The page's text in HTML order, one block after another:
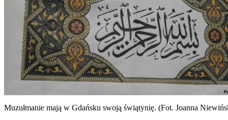
Muzułmanie mają w Gdańsku swoją świątynię. (Fot. Joanna